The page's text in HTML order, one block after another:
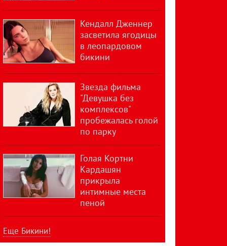
Кендалл Дженнер
засветила ягодицы
в леопардовом
бикини
Звезда фильма
"Девушка без
комплексов"
пробежалась голой
по парку
Голая Кортни
Кардашян
прикрыла
интимные места
пеной
Еще Бикини!